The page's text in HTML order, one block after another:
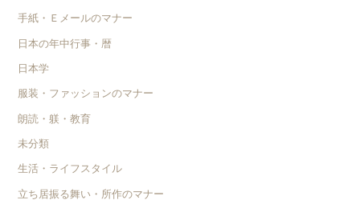
手紙・Ｅメールのマナー
日本の年中行事・暦
日本学
服装・ファッションのマナー
朗読・躾・教育
未分類
生活・ライフスタイル
立ち居振る舞い・所作のマナー